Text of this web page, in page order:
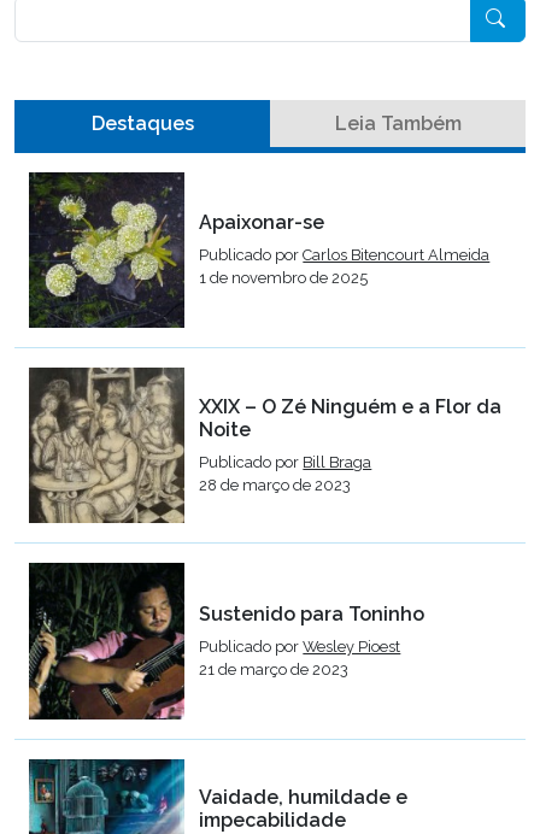
Destaques Leia Também
Apaixonar-se
Publicado porCarlos Bitencourt Almeida
1 de novembro de 2025
XXIX – O Zé Ninguém e a Flor da
Noite
Publicado por Bill Braga
28 de março de 2023
Sustenido para Toninho
Publicado porWesley Pioest
21 de março de 2023
Vaidade, humildade e
impecabilidade